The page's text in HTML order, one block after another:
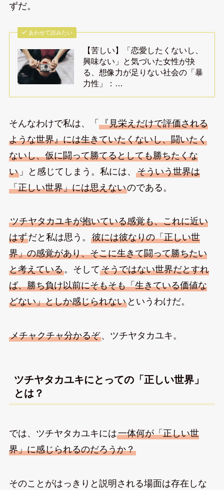
ずだ。
あわせて読みたい
【苦しい】「恋愛したくないし、
興味ない」と気づいた女性が抉
る、想像力が足りない社会の「暴
力性」：…
そんなわけで私は、「 『見栄えだけで評価される
ような世界』には生きていたくないし、闘いたく
ないし、仮に闘って勝てるとしても勝ちたくな
い」と感じてしまう。私には、 そういう世界は
「正しい世界」には思えないのである。
ツチヤタカユキが抱いている感覚も、これに近い
はずだと私は思う。 彼には彼なりの「正しい世
界」の感覚があり、そこに生きて闘って勝ちたい
と考えている。そしてそうではない世界だとすれ
ば、勝ち負け以前にそもそも「生きている価値な
どない」としか感じられないというわけだ。
メチャクチャ分かるぞ、ツチヤタカユキ。
ツチヤタカユキにとっての「正しい世界」
とは？
では、ツチヤタカユキには一体何が「正しい世
界」に感じられるのだろうか？
そのことがはっきりと説明される場面は存在しな